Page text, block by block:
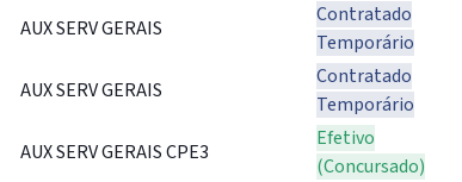
AUX SERV GERAIS
Contratado
Temporário
AUX SERV GERAIS
Contratado
Temporário
AUX SERV GERAIS CPE3
Efetivo
(Concursado)